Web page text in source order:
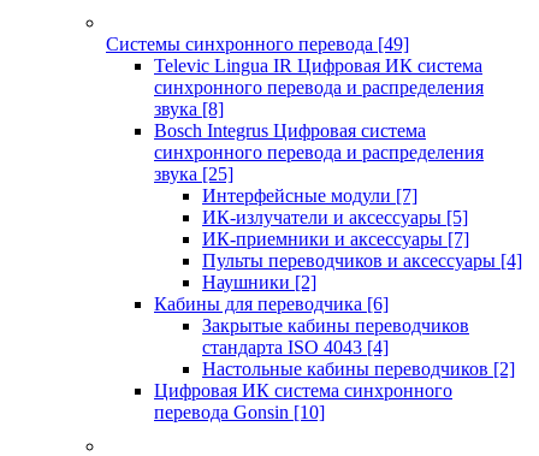
Системы синхронного перевода [49]
Televic Lingua IR Цифровая ИК система
синхронного перевода и распределения
звука [8]
Bosch Integrus Цифровая система
синхронного перевода и распределения
звука [25]
Интерфейсные модули [7]
ИК-излучатели и аксессуары [5]
ИК-приемники и аксессуары [7]
Пульты переводчиков и аксессуары [4]
Наушники [2]
Кабины для переводчика [6]
Закрытые кабины переводчиков
стандарта ISO 4043 [4]
Настольные кабины переводчиков [2]
Цифровая ИК система синхронного
перевода Gonsin [10]